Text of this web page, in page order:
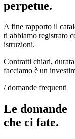
perpetue.
A fine rapporto il
ti abbiamo registrato
istruzioni.
Contratti chiari,
facciamo è un
/ domande frequenti
Le domande
che ci fate.